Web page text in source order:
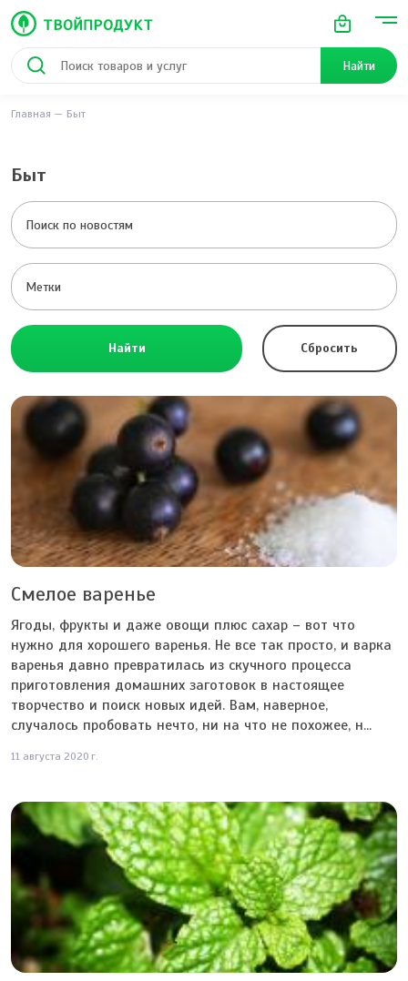
Найти
Главная Быт
Быт
Найти Сбросить
Смелое варенье
Ягоды, фрукты и даже овощи плюс сахар – вот что
нужно для хорошего варенья. Не все так просто, и варка
варенья давно превратилась из скучного процесса
приготовления домашних заготовок в настоящее
творчество и поиск новых идей. Вам, наверное,
случалось пробовать нечто, ни на что не похожее, н...
11 августа 2020 г.